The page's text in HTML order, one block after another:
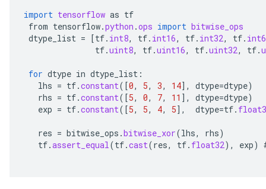
import tensorflow as tf
from tensorflow.python .ops import bitwise_ops
dtype_list = [tf. int8, tf. int16, tf. int32, tf.
tf.uint8, tf.uint16, tf.uint32, tf.
for dtype in dtype_list :
lhs = tf.constant( [0, 5, 3, 14] , dtype=dtype)
rhs = tf.constant( [5, 0, 7, 11 ] , dtype=dtype)
exp = tf.constant( [5, 5, 4, 5] , dtype=tf.
res = bitwise_ops .bitwise_xor(lhs, rhs)
tf.assert_equal(tf.cast(res, tf. float32), exp)